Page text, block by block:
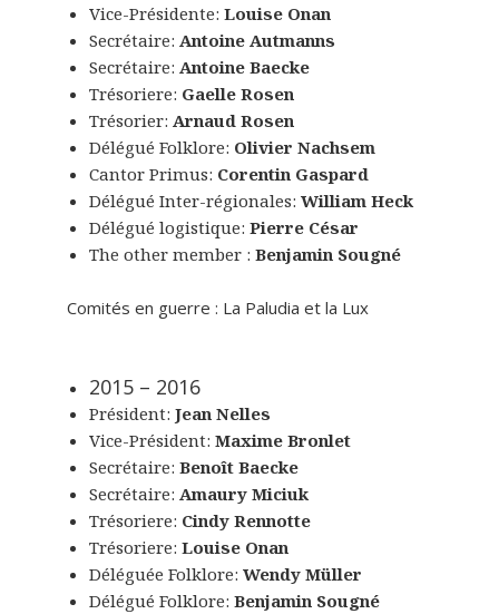
Vice-Présidente: Louise Onan
Secrétaire: Antoine Autmanns
Secrétaire: Antoine Baecke
Trésoriere: Gaelle Rosen
Trésorier: Arnaud Rosen
Délégué Folklore: Olivier Nachsem
Cantor Primus: Corentin Gaspard
Délégué Inter-régionales: William Heck
Délégué logistique: Pierre César
The other member : Benjamin Sougné
Comités en guerre : La Paludia et la Lux
2015 – 2016
Président: Jean Nelles
Vice-Président: Maxime Bronlet
Secrétaire: Benoît Baecke
Secrétaire: Amaury Miciuk
Trésoriere: Cindy Rennotte
Trésoriere: Louise Onan
Déléguée Folklore: Wendy Müller
Délégué Folklore: Benjamin Sougné